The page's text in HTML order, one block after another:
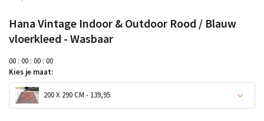
Hana Vintage Indoor & Outdoor Rood / Blauw
vloerkleed - Wasbaar
00 : 00 : 00 : 00
Kies je maat:
200 X 290 CM - 139,95